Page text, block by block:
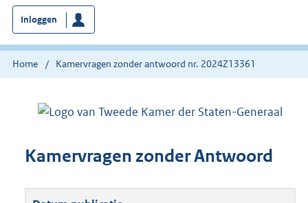
bent
nu
hier:
Inloggen
Home Kamervragen zonder antwoord nr. 2024Z13361
Kamervragen zonder Antwoord